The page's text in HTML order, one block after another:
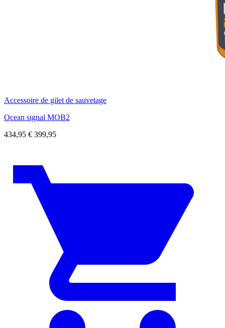
Accessoire de gilet de sauvetage
Ocean signal MOB2
434,95 € 399,95